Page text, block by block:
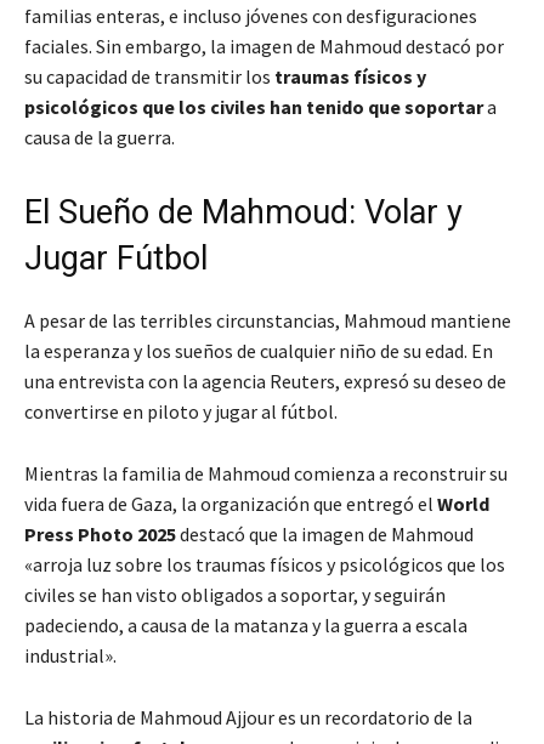
familias enteras, e incluso jóvenes con desfiguraciones
faciales. Sin embargo, la imagen de Mahmoud destacó por
su capacidad de transmitir los traumas físicos y
psicológicos que los civiles han tenido que soportara
causa de la guerra.
El Sueño de Mahmoud: Volar y
Jugar Fútbol
A pesar de las terribles circunstancias, Mahmoud mantiene
la esperanza y los sueños de cualquier niño de su edad. En
una entrevista con la agencia Reuters, expresó su deseo de
convertirse en piloto y jugar al fútbol.
Mientras la familia de Mahmoud comienza a reconstruir su
vida fuera de Gaza, la organización que entregó el World
Press Photo 2025destacó que la imagen de Mahmoud
«arroja luz sobre los traumas físicos y psicológicos que los
civiles se han visto obligados a soportar, y seguirán
padeciendo, a causa de la matanza y la guerra a escala
industrial».
La historia de Mahmoud Ajjour es un recordatorio de la